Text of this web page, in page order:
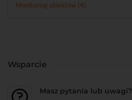
Monitoring obiektów (4)
Wsparcie
Masz pytania lub uwagi?